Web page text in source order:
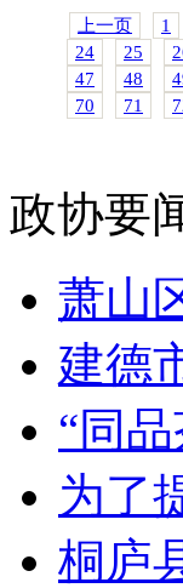
上一页 1
24
25
47
48
70
71
政协要
萧山
建德
“同
为了
桐庐